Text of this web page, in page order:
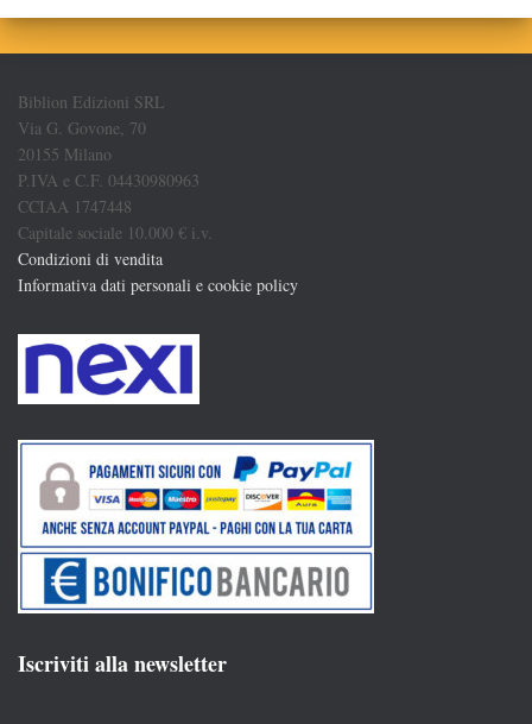
Biblion Edizioni SRL
Via G. Govone, 70
20155 Milano
P.IVA e C.F. 04430980963
CCIAA 1747448
Capitale sociale 10.000 € i.v.
Condizioni di vendita
Informativa dati personali e cookie policy
Iscriviti alla newsletter